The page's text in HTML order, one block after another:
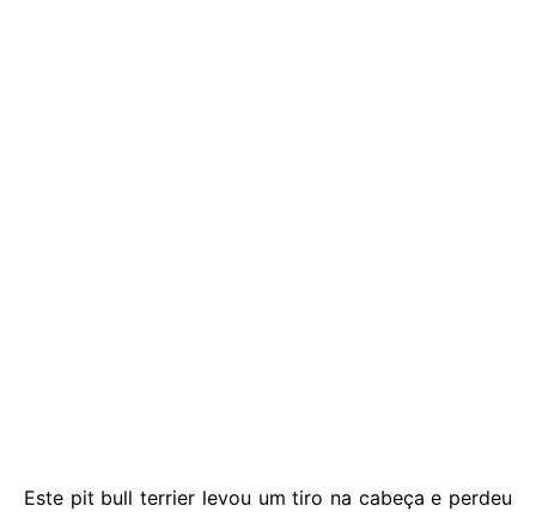
Este pit bull terrier levou um tiro na cabeça e perdeu